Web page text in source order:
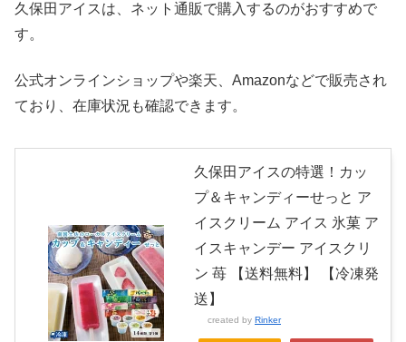
久保田アイスは、ネット通販で購入するのがおすすめで
す。
公式オンラインショップや楽天、Amazonなどで販売され
ており、在庫状況も確認できます。
久保田アイスの特選！カッ
プ＆キャンディーせっと ア
イスクリーム アイス 氷菓 ア
イスキャンデー アイスクリ
ン 苺 【送料無料】 【冷凍発
送】
created by Rinker